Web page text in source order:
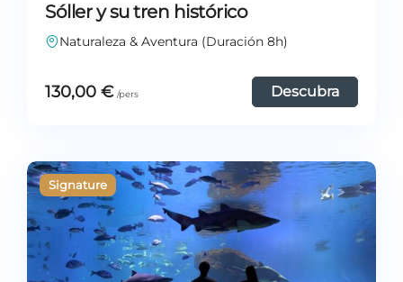
Sóller y su tren histórico
Naturaleza & Aventura (Duración 8h)
130,00 € Descubra